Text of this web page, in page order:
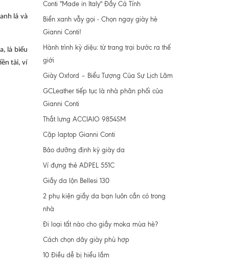
lá và
là biểu
tài, ví
Conti "Made in Italy" Đầy Cá Tính
Biển xanh vẫy gọi - Chọn ngay giày hè
Gianni Conti!
Hành trình kỳ diệu: từ trang trại bước ra thế
giới
Giày Oxford – Biểu Tượng Của Sự Lịch Lãm
GCLeather tiếp tục là nhà phân phối của
Gianni Conti
Thắt lưng ACCIAIO 9854SM
Cặp laptop Gianni Conti
Bảo dưỡng định kỳ giày da
Ví đựng thẻ ADPEL 551C
Giầy da lộn Bellesi 130
2 phụ kiện giầy da bạn luôn cần có trong
nhà
Đi loại tất nào cho giầy moka mùa hè?
Cách chọn dây giày phù hợp
10 Điều dễ bị hiểu lầm